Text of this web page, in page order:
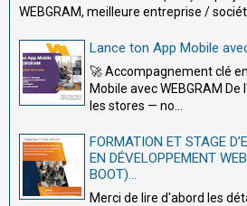
WEBGRAM, meilleure entreprise /
Lance ton App Mobile
🚀 Accompagnement clé
Mobile avec WEBGRAM
les stores — no...
FORMATION ET STAGE
EN DÉVELOPPEMENT
BOOT)...
Merci de lire d'abord les